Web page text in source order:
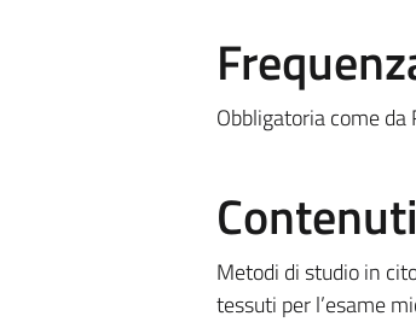
Obbligatoria come da
Metodi di studio in
tessuti per l’esame